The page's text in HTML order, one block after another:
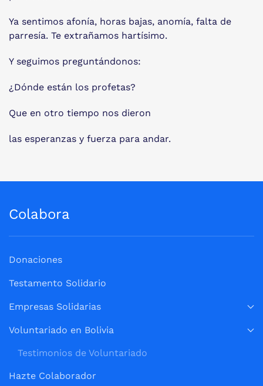
Ya sentimos afonía, horas bajas, anomía, falta de
parresía. Te extrañamos hartísimo.
Y seguimos preguntándonos:
¿Dónde están los profetas?
Que en otro tiempo nos dieron
las esperanzas y fuerza para andar.
Colabora
Donaciones
Testamento Solidario
Empresas Solidarias
Voluntariado en Bolivia
Testimonios de Voluntariado
Hazte Colaborador